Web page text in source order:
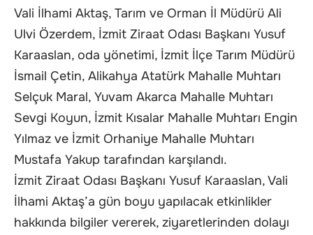
Vali İlhami Aktaş, Tarım ve Orman İl Müdürü Ali
Ulvi Özerdem, İzmit Ziraat Odası Başkanı Yusuf
Karaaslan, oda yönetimi, İzmit İlçe Tarım Müdürü
İsmail Çetin, Alikahya Atatürk Mahalle Muhtarı
Selçuk Maral, Yuvam Akarca Mahalle Muhtarı
Sevgi Koyun, İzmit Kısalar Mahalle Muhtarı Engin
Yılmaz ve İzmit Orhaniye Mahalle Muhtarı
Mustafa Yakup tarafından karşılandı.
İzmit Ziraat Odası Başkanı Yusuf Karaaslan, Vali
İlhami Aktaş’a gün boyu yapılacak etkinlikler
hakkında bilgiler vererek, ziyaretlerinden dolayı